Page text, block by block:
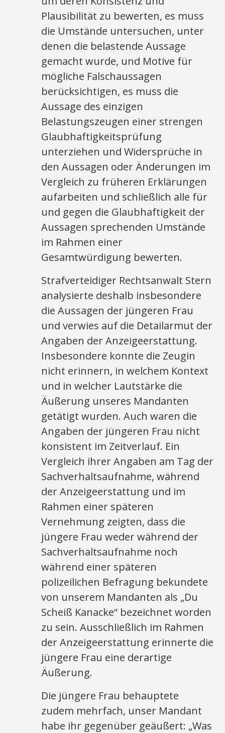
Plausibilität zu bewerten, es muss
die Umstände untersuchen, unter
denen die belastende Aussage
gemacht wurde, und Motive für
mögliche Falschaussagen
berücksichtigen, es muss die
Aussage des einzigen
Belastungszeugen einer strengen
Glaubhaftigkeitsprüfung
unterziehen und Widersprüche in
den Aussagen oder Änderungen im
Vergleich zu früheren Erklärungen
aufarbeiten und schließlich alle für
und gegen die Glaubhaftigkeit der
Aussagen sprechenden Umstände
im Rahmen einer
Gesamtwürdigung bewerten.
Strafverteidiger Rechtsanwalt Stern
analysierte deshalb insbesondere
die Aussagen der jüngeren Frau
und verwies auf die Detailarmut der
Angaben der Anzeigeerstattung.
Insbesondere konnte die Zeugin
nicht erinnern, in welchem Kontext
und in welcher Lautstärke die
Äußerung unseres Mandanten
getätigt wurden. Auch waren die
Angaben der jüngeren Frau nicht
konsistent im Zeitverlauf. Ein
Vergleich ihrer Angaben am Tag der
Sachverhaltsaufnahme, während
der Anzeigeerstattung und im
Rahmen einer späteren
Vernehmung zeigten, dass die
jüngere Frau weder während der
Sachverhaltsaufnahme noch
während einer späteren
polizeilichen Befragung bekundete
von unserem Mandanten als „Du
Scheiß Kanacke“ bezeichnet worden
zu sein. Ausschließlich im Rahmen
der Anzeigeerstattung erinnerte die
jüngere Frau eine derartige
Äußerung.
Die jüngere Frau behauptete
zudem mehrfach, unser Mandant
habe ihr gegenüber geäußert: „Was